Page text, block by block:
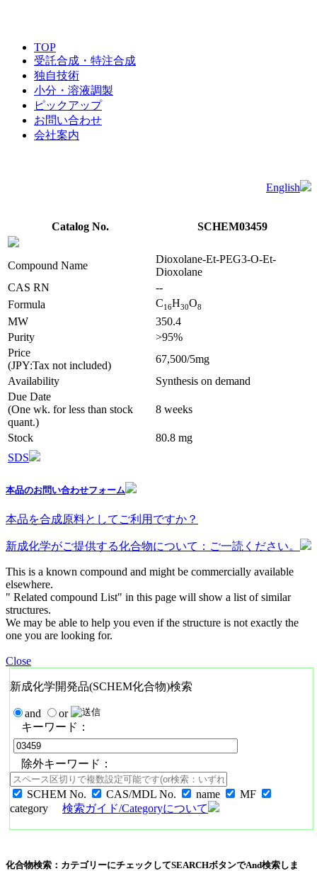
TOP
受託合成・特注合成
独自技術
小分・溶液調製
ピックアップ
お問い合わせ
会社案内
English
Catalog No. SCHEM03459
Compound Name
Dioxolane-Et-PEG3-O-Et-
Dioxolane
CAS RN
--
Formula
C16H30O8
MW
350.4
Purity
>95%
Price
(JPY:Tax not included)
67,500/5mg
Availability
Synthesis on demand
Due Date
(One wk. for less than stock
quant.)
8 weeks
Stock
80.8 mg
SDS
本品のお問い合わせフォーム
本品を合成原料としてご利用ですか？
新成化学がご提供する化合物について：ご一読ください。
This is a known compound and might be commercially available
elsewhere.
" Related compound List" in this page will show a list of similar
structures.
We may be able to help you even if the structure is not exactly the
one you are looking for.
Close
新成化学開発品(SCHEM化合物)検索
and
or
キーワード：
除外キーワード：
SCHEM No. CAS/MDL No. name
MF
category
検索ガイド/Categoryについて
化合物検索：カテゴリーにチェックしてSEARCHボタンでAnd検索しま